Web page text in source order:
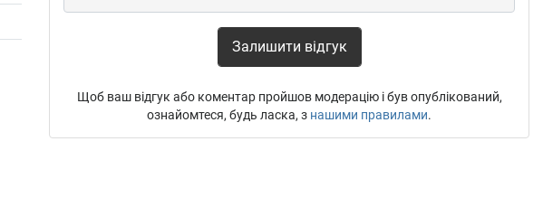
Залишити відгук
Щоб ваш відгук або коментар пройшов модерацію і був опублікований,
ознайомтеся, будь ласка, з нашими правилами.